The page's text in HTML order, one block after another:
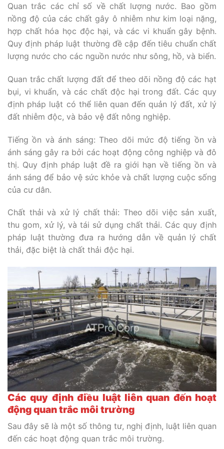
Quan trắc các chỉ số về chất lượng nước. Bao gồm
nồng độ của các chất gây ô nhiễm như kim loại nặng,
hợp chất hóa học độc hại, và các vi khuẩn gây bệnh.
Quy định pháp luật thường đề cập đến tiêu chuẩn chất
lượng nước cho các nguồn nước như sông, hồ, và biển.
Quan trắc chất lượng đất để theo dõi nồng độ các hạt
bụi, vi khuẩn, và các chất độc hại trong đất. Các quy
định pháp luật có thể liên quan đến quản lý đất, xử lý
đất nhiễm độc, và bảo vệ đất nông nghiệp.
Tiếng ồn và ánh sáng: Theo dõi mức độ tiếng ồn và
ánh sáng gây ra bởi các hoạt động công nghiệp và đô
thị. Quy định pháp luật đề ra giới hạn về tiếng ồn và
ánh sáng để bảo vệ sức khỏe và chất lượng cuộc sống
của cư dân.
Chất thải và xử lý chất thải: Theo dõi việc sản xuất,
thu gom, xử lý, và tái sử dụng chất thải. Các quy định
pháp luật thường đưa ra hướng dẫn về quản lý chất
thải, đặc biệt là chất thải độc hại.
Các quy định điều luật liên quan đến hoạt
động quan trắc môi trường
Sau đây sẽ là một số thông tư, nghị định, luật liên quan
đến các hoạt động quan trắc môi trường.